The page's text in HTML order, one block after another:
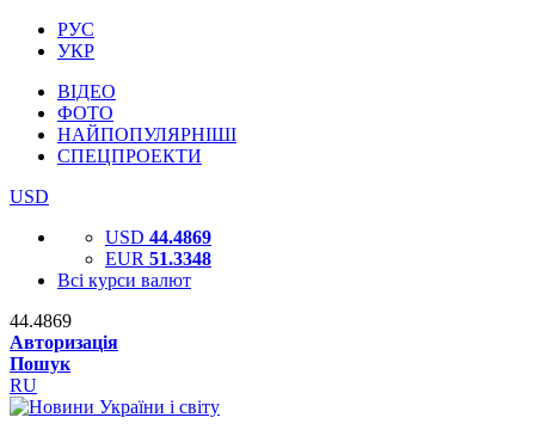
РУС
УКР
ВІДЕО
ФОТО
НАЙПОПУЛЯРНІШІ
СПЕЦПРОЕКТИ
USD
USD 44.4869
EUR 51.3348
Всі курси валют
44.4869
Авторизація
Пошук
RU